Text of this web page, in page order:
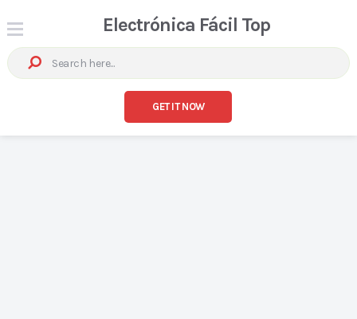
Electrónica Fácil Top
GET IT NOW